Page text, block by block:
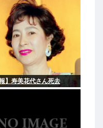
報】寿美花代さん死去